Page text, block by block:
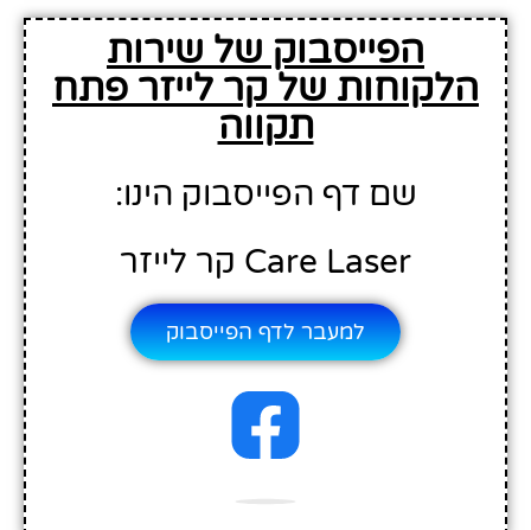
הפייסבוק של שירות
הלקוחות של קר לייזר פתח
תקווה
שם דף הפייסבוק הינו:
Care Laser קר לייזר
למעבר לדף הפייסבוק